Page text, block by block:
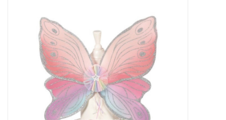
Knutselen
Handwerk
Verkleedkledij
Verhuur: Dans en